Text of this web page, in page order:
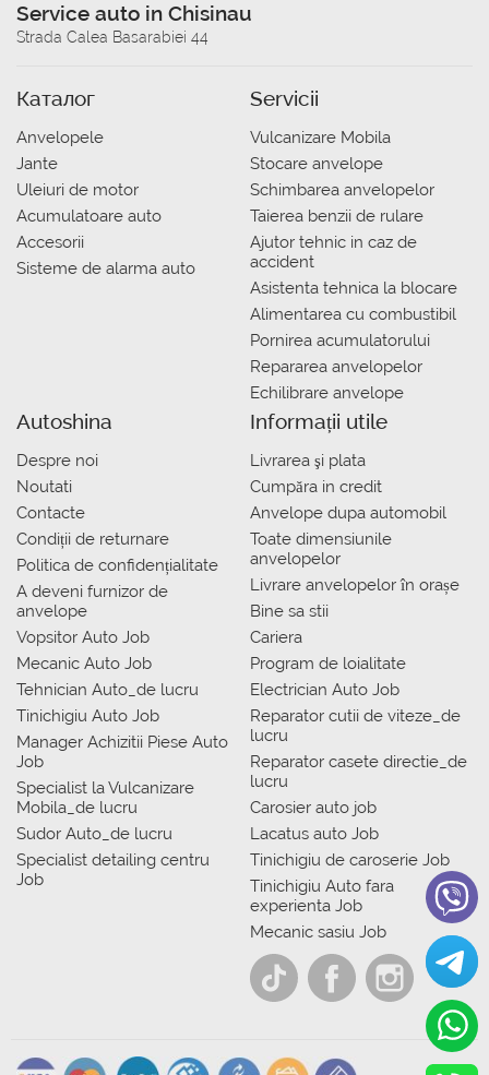
Service auto in Chisinau
Strada Calea Basarabiei 44
Каталог
Anvelopele
Jante
Uleiuri de motor
Acumulatoare auto
Accesorii
Sisteme de alarma auto
Servicii
Vulcanizare Mobila
Stocare anvelope
Schimbarea anvelopelor
Taierea benzii de rulare
Ajutor tehnic in caz de
accident
Asistenta tehnica la blocare
Alimentarea cu combustibil
Pornirea acumulatorului
Repararea anvelopelor
Echilibrare anvelope
Autoshina
Despre noi
Noutati
Contacte
Condiții de returnare
Politica de confidențialitate
A deveni furnizor de
anvelope
Vopsitor Auto Job
Mecanic Auto Job
Tehnician Auto_de lucru
Tinichigiu Auto Job
Manager Achizitii Piese Auto
Job
Specialist la Vulcanizare
Mobila_de lucru
Sudor Auto_de lucru
Specialist detailing centru
Job
Informații utile
Livrarea şi plata
Сumpăra in credit
Anvelope dupa automobil
Toate dimensiunile
anvelopelor
Livrare anvelopelor în orașe
Bine sa stii
Cariera
Program de loialitate
Electrician Auto Job
Reparator cutii de viteze_de
lucru
Reparator casete directie_de
lucru
Carosier auto job
Lacatus auto Job
Tinichigiu de caroserie Job
Tinichigiu Auto fara
experienta Job
Mecanic sasiu Job